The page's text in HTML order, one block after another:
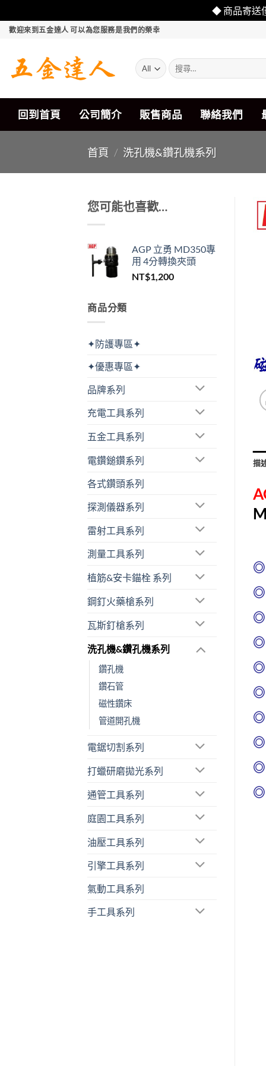
◆ 商品寄送
Skip
content
歡迎來到五金達人 可以為您服務是我們的榮幸
搜
尋
鍵
字:
回到首頁 公司簡介 販售商品 聯絡我們
首頁 / 洗孔機&鑽孔機系列
您可能也喜歡…
AGP 立勇 MD350專
用 4分轉換夾頭
NT$1,200
商品分類
✦防護專區✦
✦優惠專區✦
品牌系列
充電工具系列
五金工具系列
電鑽鎚鑽系列
各式鑽頭系列
探測儀器系列
雷射工具系列
測量工具系列
植筋&安卡錨栓 系列
鋼釘火藥槍系列
瓦斯釘槍系列
洗孔機&鑽孔機系列
鑽孔機
鑽石管
磁性鑽床
管道開孔機
電鋸切割系列
打蠟研磨拋光系列
通管工具系列
庭園工具系列
油壓工具系列
引擎工具系列
氣動工具系列
手工具系列
描
◎
◎
◎
◎
◎
◎
◎
◎
◎
◎